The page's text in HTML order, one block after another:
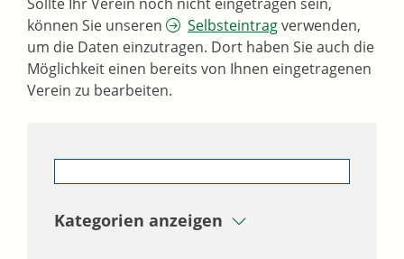
können Sie unseren
Selbsteintragverwenden,
um die Daten einzutragen. Dort haben Sie auch die
Möglichkeit einen bereits von Ihnen eingetragenen
Verein zu bearbeiten.
Kategorien anzeigen